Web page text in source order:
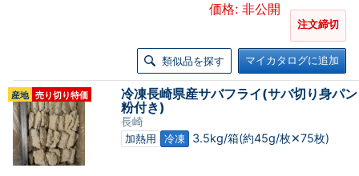
価格: 非公開
注文締切
類似品を探す マイカタログに追加
産地 売り切り特価
冷凍長崎県産サバフライ(サバ切り身パン
粉付き)
長崎
加熱用 冷凍 3.5kg/箱(約45g/枚✕75枚)